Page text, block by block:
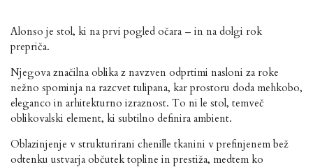
Alonso je stol, ki na prvi pogled očara – in na dolgi rok
prepriča.
Njegova značilna oblika z navzven odprtimi nasloni za roke
nežno spominja na razcvet tulipana, kar prostoru doda mehkobo,
eleganco in arhitekturno izraznost. To ni le stol, temveč
oblikovalski element, ki subtilno definira ambient.
Oblazinjenje v strukturirani chenille tkanini v prefinjenem bež
odtenku ustvarja občutek topline in prestiža, medtem ko